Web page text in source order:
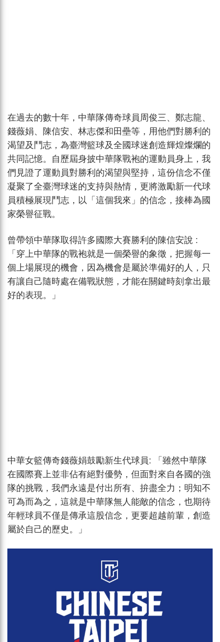
在過去的數十年，中華隊傳奇球員周俊三、鄭志龍、
錢薇娟、陳信安、林志傑和田壘等，用他們對勝利的
渴望及鬥志，為臺灣籃球及全國球迷創造輝煌燦爛的
共同記憶。自歷屆身披中華隊戰袍的運動員身上，我
們見證了運動員對勝利的渴望與堅持，這份信念不僅
凝聚了全臺灣球迷的支持與熱情，更將激勵新一代球
員積極展現鬥志，以「這個我來」的信念，接棒為國
家榮譽征戰。
曾帶領中華隊取得許多國際大賽勝利的陳信安說 :
「穿上中華隊的戰袍就是一個榮譽的象徵，把握每一
個上場展現的機會，因為機會是屬於準備好的人，只
有讓自己隨時處在備戰狀態，才能在關鍵時刻拿出最
好的表現。」
中華女籃傳奇錢薇娟鼓勵新生代球員: 「雖然中華隊
在國際賽上並非佔有絕對優勢，但面對來自各國的強
隊的挑戰，我們永遠是付出所有、拚盡全力；明知不
可為而為之，這就是中華隊無人能敵的信念，也期待
年輕球員不僅是傳承這股信念，更要超越前輩，創造
屬於自己的歷史。」